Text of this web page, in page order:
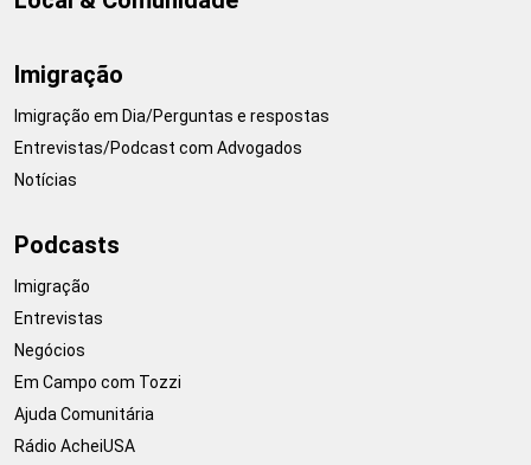
Imigração
Imigração em Dia/Perguntas e respostas
Entrevistas/Podcast com Advogados
Notícias
Podcasts
Imigração
Entrevistas
Negócios
Em Campo com Tozzi
Ajuda Comunitária
Rádio AcheiUSA